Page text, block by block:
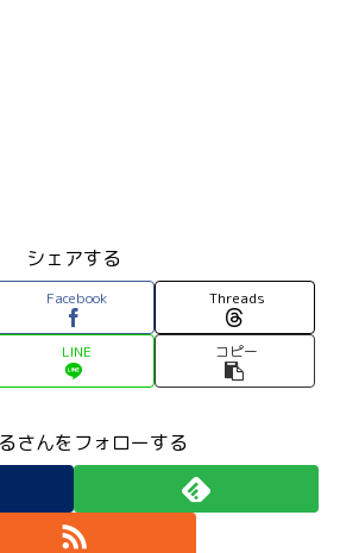
シェアする
Facebook Threads
LINE コピー
さんをフォローする